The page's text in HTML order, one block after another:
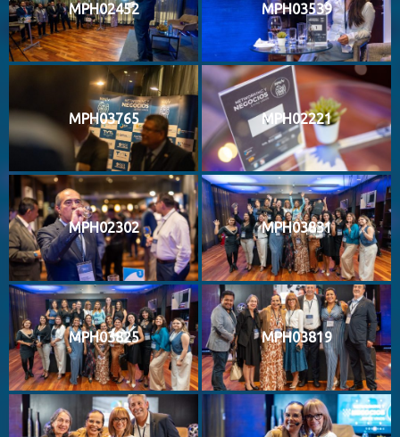
MPH02452 MPH03539
MPH03765 MPH02221
MPH02302 MPH03831
MPH03825 MPH03819